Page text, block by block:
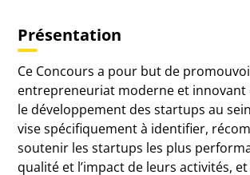
Présentation
Ce Concours a pour but de
entrepreneuriat moderne et innovant
le développement des startups au sein
vise spécifiquement à identifier,
soutenir les startups les plus
qualité et l’impact de leurs activités,